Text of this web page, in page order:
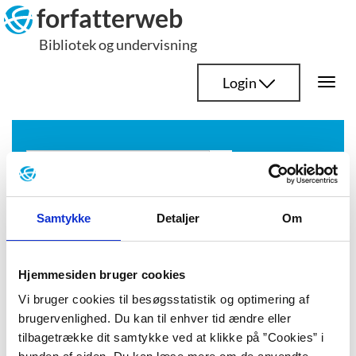
Samtykke Detaljer Om
Hjemmesiden bruger cookies
Vi bruger cookies til besøgsstatistik og optimering af
brugervenlighed. Du kan til enhver tid ændre eller
tilbagetrække dit samtykke ved at klikke på ”Cookies” i
Hop
til
indhold
forfatterweb
Bibliotek og undervisning
Login
Søg
forskere
Shekufe Tadayoni Heiberg